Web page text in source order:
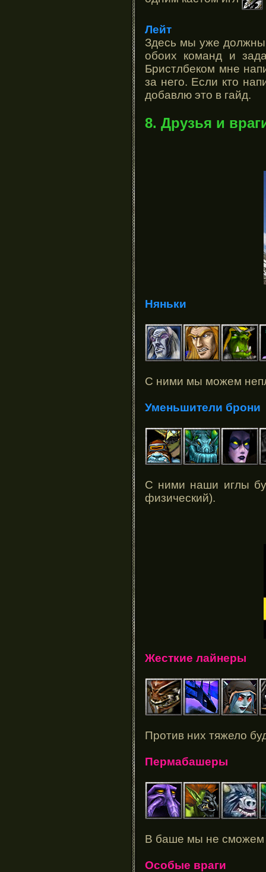
Лейт
Здесь мы уже должны
обоих команд и
Бристлбеком мне
за него. Если кто
добавлю это в гайд.
8. Друзья и
Няньки
С ними мы можем
Уменьшители брони
С ними наши иглы
физический).
Жесткие лайнеры
Против них тяжело
Пермабашеры
В баше мы не сможем
Особые враги